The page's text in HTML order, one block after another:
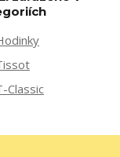
Classic